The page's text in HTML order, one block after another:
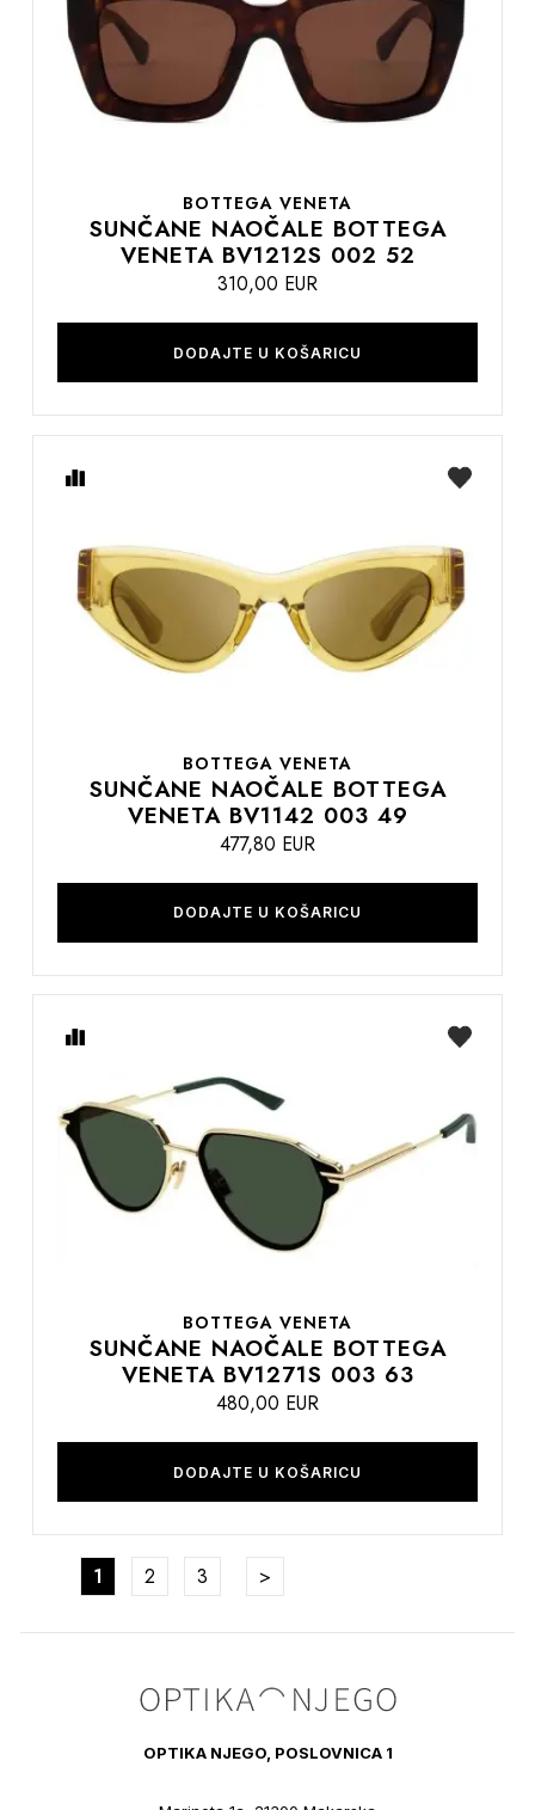
BOTTEGA VENETA
SUNČANE NAOČALE BOTTEGA
VENETA BV1212S 002 52
310,00 EUR
DODAJTE U KOŠARICU
BOTTEGA VENETA
SUNČANE NAOČALE BOTTEGA
VENETA BV1142 003 49
477,80 EUR
DODAJTE U KOŠARICU
želja
BOTTEGA VENETA
SUNČANE NAOČALE BOTTEGA
VENETA BV1271S 003 63
480,00 EUR
DODAJTE U KOŠARICU
želja
StranicaTrenutno pregledavate stranicu
1 Stranica
2 Stranica
3 Stranica
Nastavite na podatke za
OPTIKA NJEGO, POSLOVNICA 1